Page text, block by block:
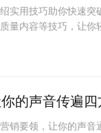
实用技巧助你快速
量内容等技巧，让你
的声音传遍四
销要领，让你的声